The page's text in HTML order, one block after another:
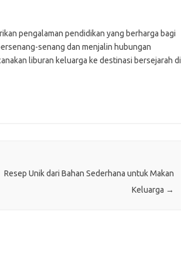
pengalaman pendidikan yang berharga bagi
senang dan menjalin hubungan
liburan keluarga ke destinasi bersejarah di
Resep Unik dari Bahan Sederhana untuk Makan
Keluarga →